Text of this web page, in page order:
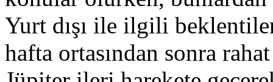
Yurt dışı ile ilgili
hafta ortasından sonra